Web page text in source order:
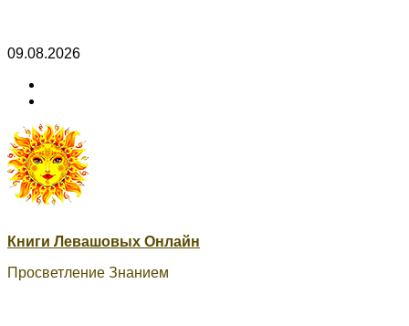
Skip
content
09.08.2026
Книги Левашовых Онлайн
Просветление Знанием